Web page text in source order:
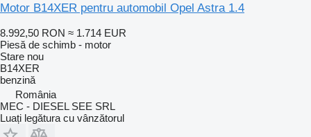
Motor B14XER pentru automobil Opel Astra 1.4
8.992,50 RON ≈ 1.714 EUR
Piesă de schimb - motor
Stare nou
B14XER
benzină
România
MEC - DIESEL SEE SRL
Luați legătura cu vânzătorul